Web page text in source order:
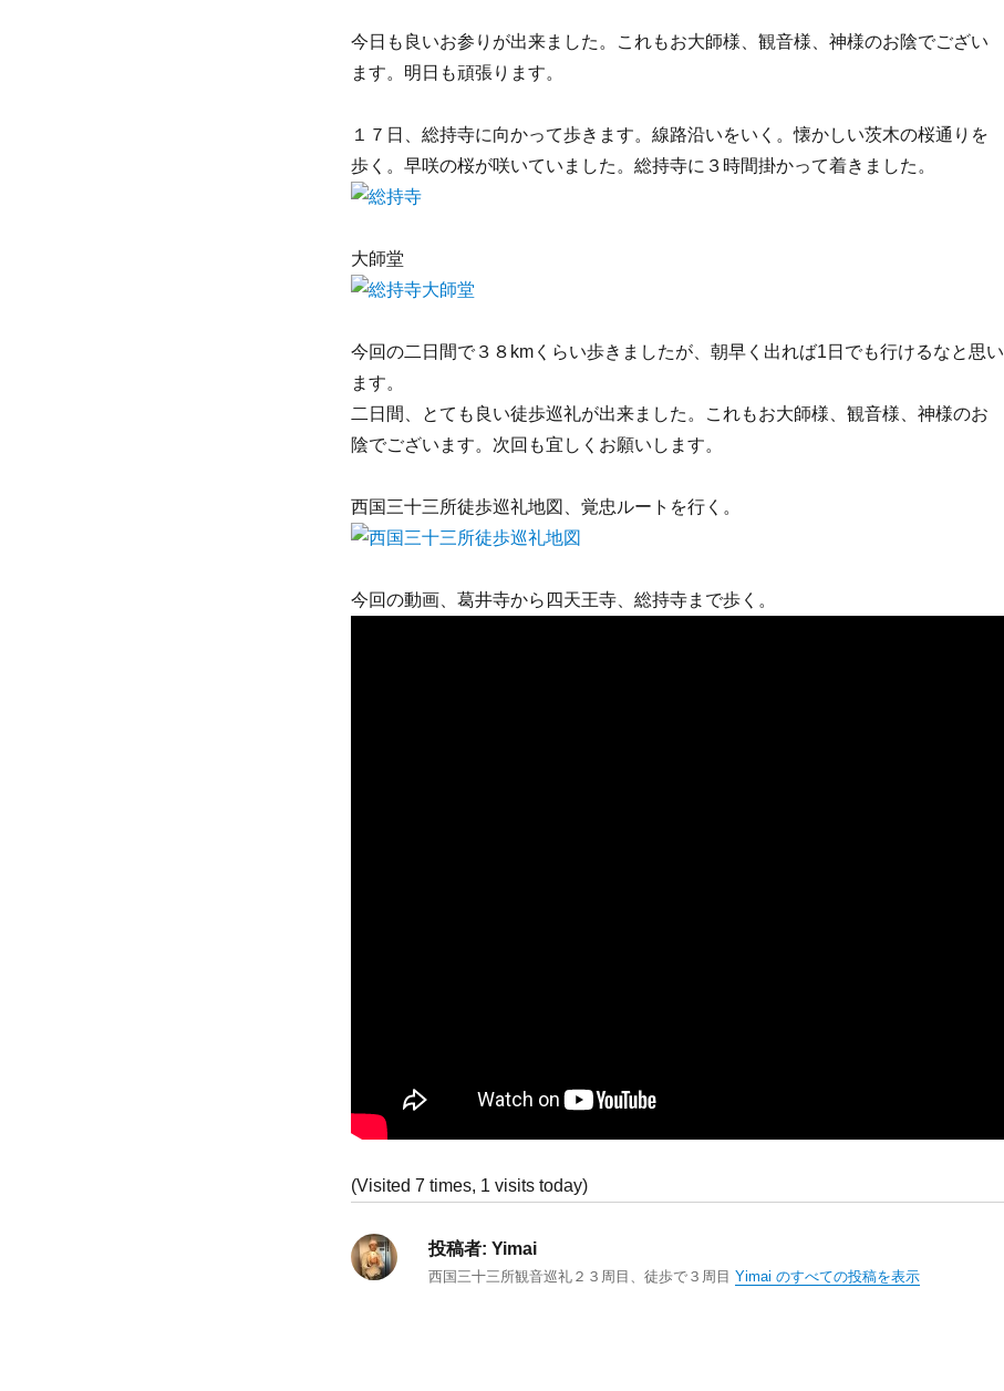
今日も良いお参りが出来ました。これもお大師様、観音様、神様のお陰でござい
ます。明日も頑張ります。
１７日、総持寺に向かって歩きます。線路沿いをいく。懐かしい茨木の桜通りを
歩く。早咲の桜が咲いていました。総持寺に３時間掛かって着きました。
大師堂
今回の二日間で３８kmくらい歩きましたが、朝早く出れば1日でも行けるなと思い
ます。
二日間、とても良い徒歩巡礼が出来ました。これもお大師様、観音様、神様のお
陰でございます。次回も宜しくお願いします。
西国三十三所徒歩巡礼地図、覚忠ルートを行く。
今回の動画、葛井寺から四天王寺、総持寺まで歩く。
(Visited 7 times, 1 visits today)
投稿者: Yimai
西国三十三所観音巡礼２３周目、徒歩で３周目 Yimai のすべての投稿を表示